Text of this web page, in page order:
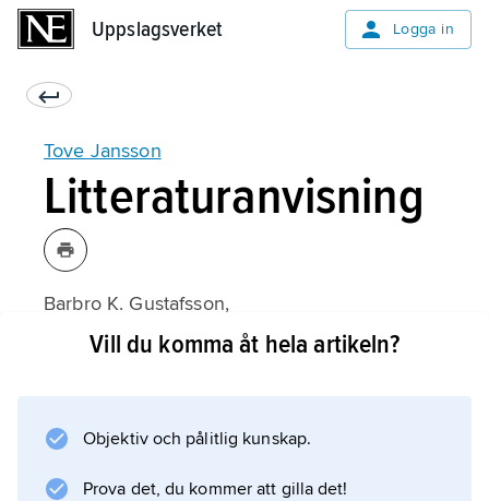
Uppslagsverket Logga in
Tove Jansson
Litteraturanvisning
Barbro K. Gustafsson,
Stenåker och ängsmark: Erotiska motiv och
Vill du komma åt hela artikeln?
Objektiv och pålitlig kunskap.
Prova det, du kommer att gilla det!